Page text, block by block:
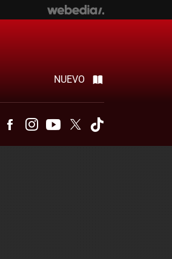
NUEVO
TelegramFacebookInstagramYoutubeTwitter